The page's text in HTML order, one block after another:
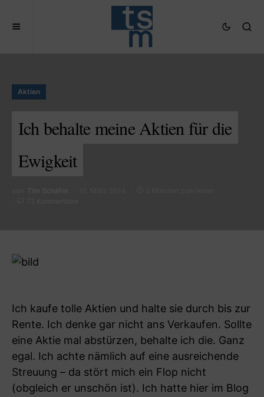
Aktien
Ich behalte meine Aktien für die
Ewigkeit
Ich kaufe tolle Aktien und halte sie durch bis zur
Rente. Ich denke gar nicht ans Verkaufen. Sollte
eine Aktie mal abstürzen, behalte ich die. Ganz
egal. Ich achte nämlich auf eine ausreichende
Streuung – da stört mich ein Flop nicht
(obgleich er unschön ist). Ich hatte hier im Blog